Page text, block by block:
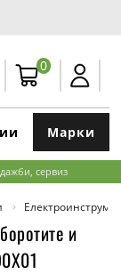
0
Марки
сервиз
и